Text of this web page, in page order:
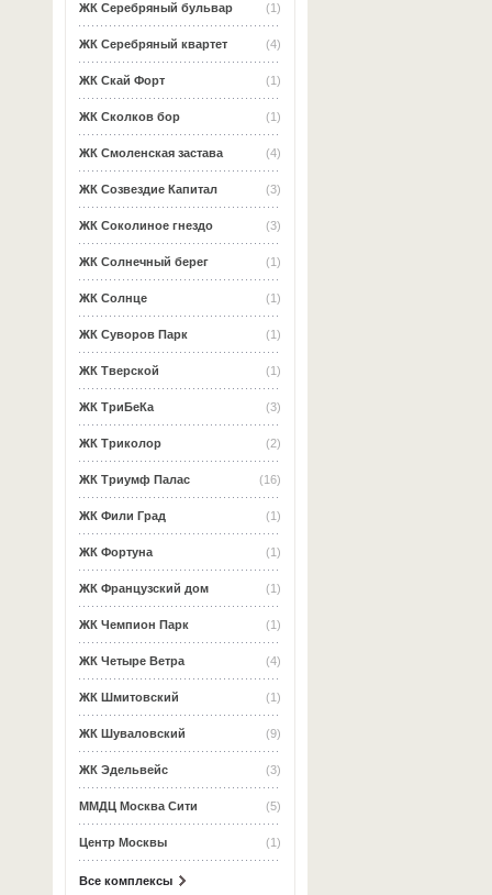
(1)
ЖК Серебряный бульвар
(4)
ЖК Серебряный квартет
(1)
ЖК Скай Форт
(1)
ЖК Сколков бор
(4)
ЖК Смоленская застава
(3)
ЖК Созвездие Капитал
(3)
ЖК Соколиное гнездо
(1)
ЖК Солнечный берег
(1)
ЖК Солнце
(1)
ЖК Суворов Парк
(1)
ЖК Тверской
(3)
ЖК ТриБеКа
(2)
ЖК Триколор
(16)
ЖК Триумф Палас
(1)
ЖК Фили Град
(1)
ЖК Фортуна
(1)
ЖК Французский дом
(1)
ЖК Чемпион Парк
(4)
ЖК Четыре Ветра
(1)
ЖК Шмитовский
(9)
ЖК Шуваловский
(3)
ЖК Эдельвейс
(5)
ММДЦ Москва Сити
(1)
Центр Москвы
Все комплексы